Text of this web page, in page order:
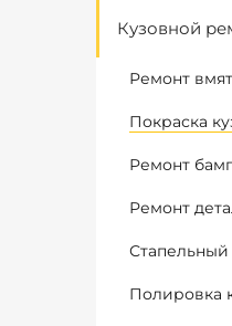
Кузовной
Ремонт
Покраска
Ремонт
Ремонт
Полировка